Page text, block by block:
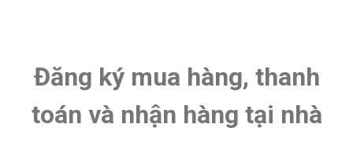
Đăng ký mua hàng, thanh
toán và nhận hàng tại nhà